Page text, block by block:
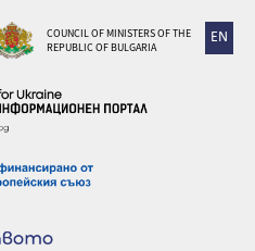
EN
COUNCIL OF MINISTERS OF THE
REPUBLIC OF BULGARIA